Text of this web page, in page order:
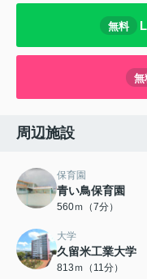
無料
無
周辺施設
保育園
青い鳥保育園
560ｍ（7分）
大学
久留米工業大学
813ｍ（11分）